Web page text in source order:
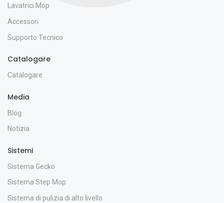
Lavatrici Mop
Accessori
Supporto Tecnico
Catalogare
Catalogare
Media
Blog
Notizia
Sistemi
Sistema Gecko
Sistema Step Mop
Sistema di pulizia di alto livello